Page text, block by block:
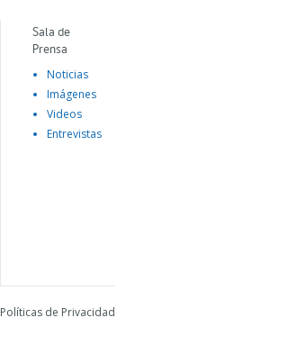
Sala de
Prensa
Noticias
Imágenes
Videos
Entrevistas
Políticas de Privacidad